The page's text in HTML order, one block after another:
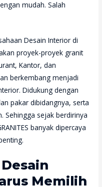
mudah. Salah
Desain Interior di
proyek-proyek granit
Kantor, dan
berkembang menjadi
Didukung dengan
pakar dibidangnya, serta
Sehingga sejak berdirinya
banyak dipercaya
Memilih